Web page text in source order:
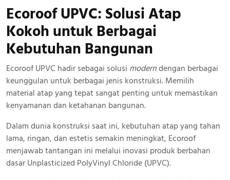
Ecoroof UPVC: Solusi Atap
Kokoh untuk Berbagai
Kebutuhan Bangunan
Ecoroof UPVC hadir sebagai solusi moderndengan berbagai
keunggulan untuk berbagai jenis konstruksi. Memilih
material atap yang tepat sangat penting untuk memastikan
kenyamanan dan ketahanan bangunan.
Dalam dunia konstruksi saat ini, kebutuhan atap yang tahan
lama, ringan, dan estetis semakin meningkat, Ecoroof
menjawab tantangan ini melalui inovasi produk berbahan
dasar Unplasticized PolyVinyl Chloride (UPVC).